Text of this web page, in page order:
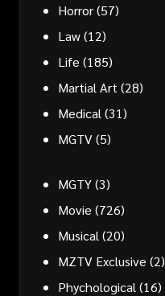
Horror(57)
Law(12)
Life (185)
Martial Art (28)
Medical (31)
MGTV(5)
MGTY(3)
Movie (726)
Musical (20)
MZTV Exclusive (2)
Phychological (16)